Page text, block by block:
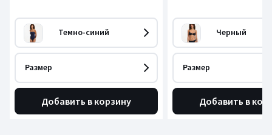
Темно-синий
Размер
Добавить в корзину
Черный
Размер
Добавить в